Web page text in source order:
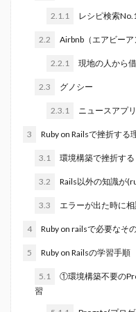
2.1.1 レシピ検索
2.2 Airbnb（エアビーア
2.2.1 現地の人から
2.3 グノシー
2.3.1 ニュースアプ
3 Ruby on Railsで挫折する
3.1 環境構築で挫折する
3.2 Rails以外の知識が
3.3 エラーが出た時に
4 Ruby on railsで必要なそ
5 Ruby on Railsの学習手順
5.1
①環境構築不要の
習